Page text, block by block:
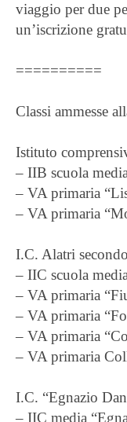
viaggio per due
un’iscrizione
==========
Classi ammesse
Istituto
– IIB scuola
– VA primaria
– VA primaria
I.C. Alatri secondo
– IIC scuola
– VA primaria
– VA primaria
– VA primaria
– VA primaria
I.C. “Egnazio
– IIC media